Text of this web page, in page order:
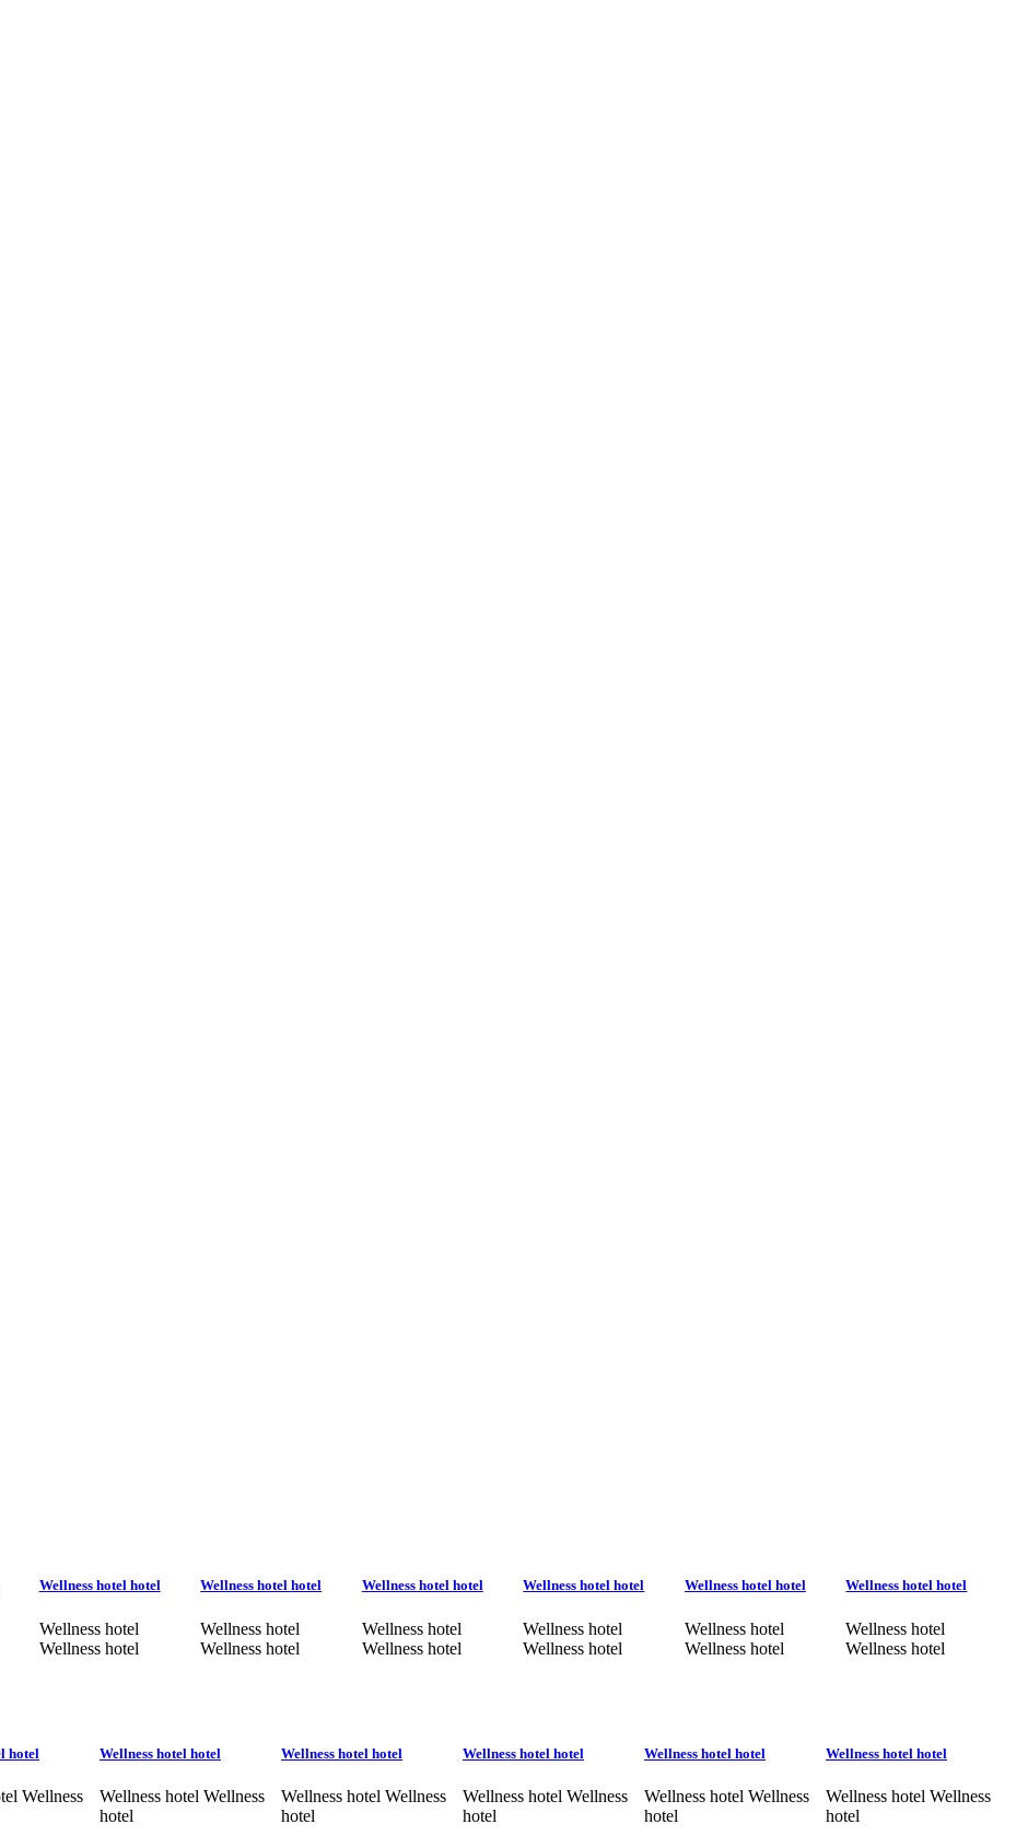
Wellness hotel hotel
Wellness hotel
Wellness hotel
Wellness hotel hotel
Wellness hotel
Wellness hotel
Wellness hotel hotel
Wellness hotel
Wellness hotel
Wellness hotel hotel
Wellness hotel
Wellness hotel
Wellness hotel hotel
Wellness hotel
Wellness hotel
Wellness hotel hotel
Wellness hotel
Wellness hotel
hotel
Wellness
Wellness hotel hotel
Wellness hotel Wellness
hotel
Wellness hotel hotel
Wellness hotel Wellness
hotel
Wellness hotel hotel
Wellness hotel Wellness
hotel
Wellness hotel hotel
Wellness hotel Wellness
hotel
Wellness hotel hotel
Wellness hotel Wellness
hotel